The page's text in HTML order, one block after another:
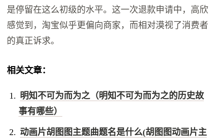
是停留在这么初级的水平。这一次退款申请中，高欣
感觉到，淘宝似乎更偏向商家，而相对漠视了消费者
的真正诉求。
相关文章：
明知不可为而为之（明知不可为而为之的历史故
事有哪些）
动画片胡图图主题曲题名是什么(胡图图动画片主